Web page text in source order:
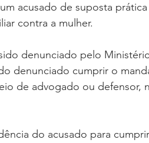
Categoria sem título
acusado de suposta
contra a mulher.
denunciado pelo
denunciado cumprir o
de advogado ou defensor,
do acusado para